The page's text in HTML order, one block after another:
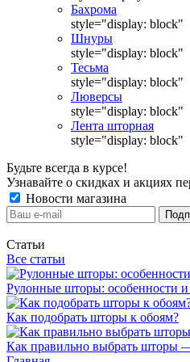
Бахрома
style="display: block"
Шнуры
style="display: block"
Тесьма
style="display: block"
Люверсы
style="display: block"
Лента шторная
style="display: block"
Будьте всегда в курсе!
Узнавайте о скидках и акциях
Новости магазина
Статьи
Все статьи
Рулонные шторы: особенности
Как подобрать шторы к обоям?
Как правильно выбрать шторы